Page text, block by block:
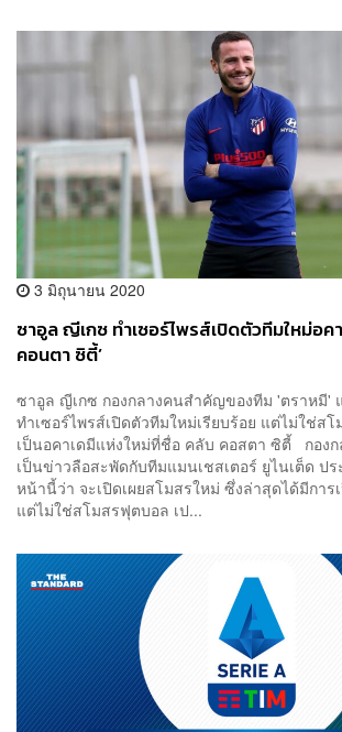
3 มิถุนายน 2020
ซาอูล ญีเกซ ทำเซอร์ไพรส์เปิดตัวทีมใหม่อค
คอนตา ซิตี้’
ซาอูล ญีเกซ กองกลางคนสำคัญของทีม 'ตราหมี'
ทำเซอร์ไพรส์เปิดตัวทีมใหม่เรียบร้อย แต่ไม่ใช่ส
เป็นอคาเดมีแห่งใหม่ที่ชื่อ คลับ คอสตา ซิตี้ กอง
เป็นข่าวลือสะพัดกับทีมแมนเชสเตอร์ ยูไนเต็ด ป
หน้านี้ว่า จะเปิดเผยสโมสรใหม่ ซึ่งล่าสุดได้มีการ
แต่ไม่ใช่สโมสรฟุตบอล เป...